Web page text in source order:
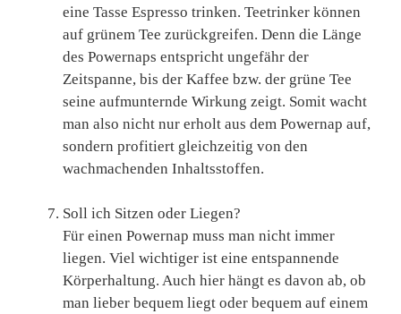
eine Tasse Espresso trinken. Teetrinker können
auf grünem Tee zurückgreifen. Denn die Länge
des Powernaps entspricht ungefähr der
Zeitspanne, bis der Kaffee bzw. der grüne Tee
seine aufmunternde Wirkung zeigt. Somit wacht
man also nicht nur erholt aus dem Powernap auf,
sondern profitiert gleichzeitig von den
wachmachenden Inhaltsstoffen.
Soll ich Sitzen oder Liegen?
Für einen Powernap muss man nicht immer
liegen. Viel wichtiger ist eine entspannende
Körperhaltung. Auch hier hängt es davon ab, ob
man lieber bequem liegt oder bequem auf einem